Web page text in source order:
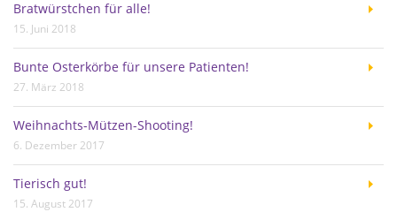
Bratwürstchen für alle!
15. Juni 2018
Bunte Osterkörbe für unsere Patienten!
27. März 2018
Weihnachts-Mützen-Shooting!
6. Dezember 2017
Tierisch gut!
15. August 2017